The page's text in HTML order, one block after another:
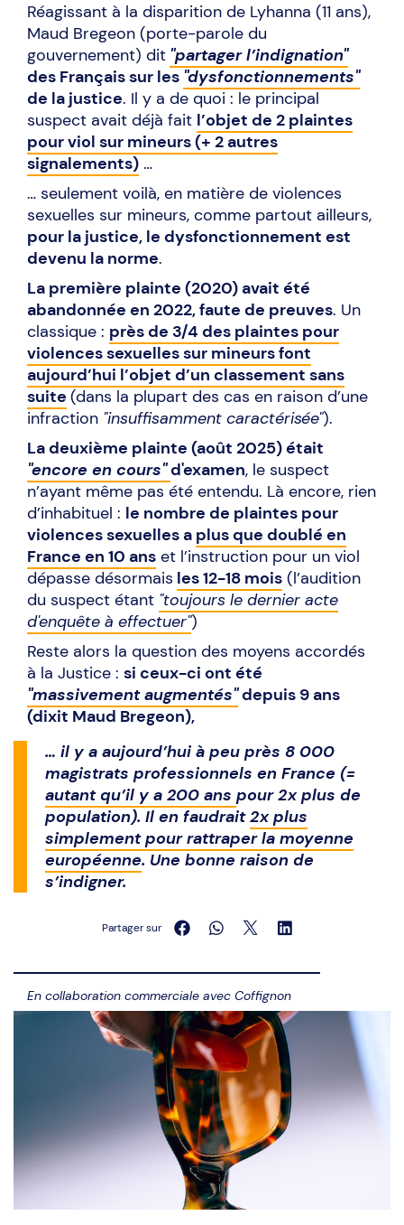
Réagissant à la disparition de Lyhanna (11 ans),
Maud Bregeon (porte-parole du
gouvernement) dit "partager l’indignation"
des Français sur les "dysfonctionnements"
de la justice. Il y a de quoi : le principal
suspect avait déjà fait l’objet de 2 plaintes
pour viol sur mineurs (+ 2 autres
signalements) …
… seulement voilà, en matière de violences
sexuelles sur mineurs, comme partout ailleurs,
pour la justice, le dysfonctionnement est
devenu la norme.
La première plainte (2020) avait été
abandonnée en 2022, faute de preuves. Un
classique : près de 3/4 des plaintes pour
violences sexuelles sur mineurs font
aujourd’hui l’objet d’un classement sans
suite (dans la plupart des cas en raison d’une
infraction "insuffisamment caractérisée").
La deuxième plainte (août 2025) était
"encore en cours"d'examen, le suspect
n’ayant même pas été entendu. Là encore, rien
d’inhabituel : le nombre de plaintes pour
violences sexuelles a plus que doublé en
France en 10 ans et l’instruction pour un viol
dépasse désormais les 12-18 mois (l’audition
du suspect étant "toujours le dernier acte
d'enquête à effectuer")
Reste alors la question des moyens accordés
à la Justice : si ceux-ci ont été
"massivement augmentés"depuis 9 ans
(dixit Maud Bregeon),
… il y a aujourd’hui à peu près 8 000
magistrats professionnels en France (=
autant qu’il y a 200 ans pour 2x plus de
population). Il en faudrait2x plus
simplement pour rattraper la moyenne
européenne. Une bonne raison de
s’indigner.
Partager sur
En collaboration commerciale avec Coffignon